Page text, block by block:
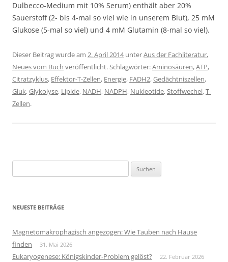
Dulbecco-Medium mit 10% Serum) enthält aber 20%
Sauerstoff (2- bis 4-mal so viel wie in unserem Blut), 25 mM
Glukose (5-mal so viel) und 4 mM Glutamin (8-mal so viel).
Dieser Beitrag wurde am 2. April 2014unterAus der Fachliteratur,
Neues vom Buch veröffentlicht. Schlagwörter:Aminosäuren,ATP,
Citratzyklus, Effektor-T-Zellen, Energie, FADH2,Gedächtniszellen,
Gluk,Glykolyse, Lipide, NADH, NADPH, Nukleotide,Stoffwechel,T-
Zellen.
nach:
NEUESTE BEITRÄGE
Magnetomakrophagisch angezogen: Wie Tauben nach Hause
finden
31. Mai 2026
Eukaryogenese: Königskinder-Problem gelöst? 22. Februar 2026